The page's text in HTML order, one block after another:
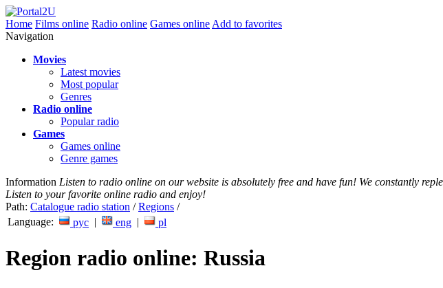
Home Films online Radio online Games online Add to favorites
Navigation
Movies
Latest movies
Most popular
Genres
Radio online
Popular radio
Games
Games online
Genre games
Information Listen to radio online on our website is absolutely free and have fun! We constantly
Listen to your favorite online radio and enjoy!
Path: Catalogue radio station /Regions /
Language:
рус | eng | pl
Region radio online: Russia